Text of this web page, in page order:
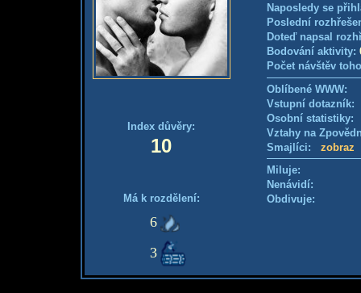
Index důvěry:
10
Má k rozdělení:
6
3
Naposledy se
Poslední
Doteď napsal
Bodování aktivity:
Počet návštěv
Oblíbené WWW:
Vstupní
Osobní
Vztahy na
Smajlíci: zobraz
Miluje:
Nenávidí:
Obdivuje: